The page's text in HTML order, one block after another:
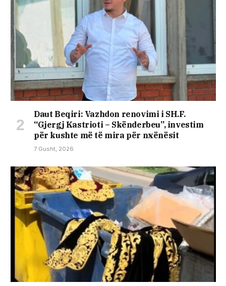
Daut Beqiri: Vazhdon renovimi i SH.F.
“Gjergj Kastrioti – Skënderbeu”, investim
për kushte më të mira për nxënësit
7 Gusht, 2026